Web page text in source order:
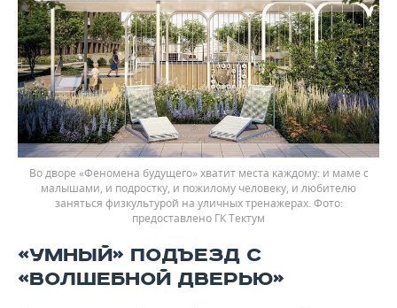
Во дворе «Феномена будущего» хватит места каждому: и маме с
малышами, и подростку, и пожилому человеку, и любителю
заняться физкультурой на уличных тренажерах.
предоставлено ГК Тектум
«УМНЫЙ» ПОДЪЕЗД С
«ВОЛШЕБНОЙ ДВЕРЬЮ»